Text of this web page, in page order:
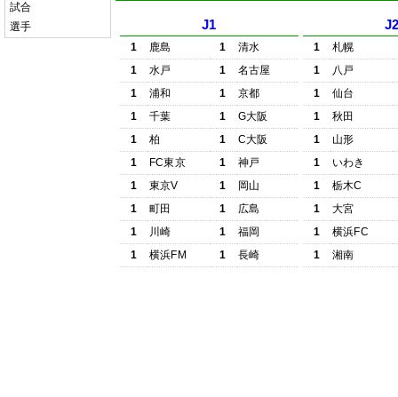
試合
選手
J1
1 鹿島 1
清水
1
水戸 1
名古屋
1
浦和 1
京都
1
千葉 1
G大阪
1
柏 1
C大阪
1
FC東京 1
神戸
1
東京V 1
岡山
1
町田 1
広島
1
川崎 1
福岡
1
横浜FM 1 長崎
1
札幌
1
八戸
1
仙台
1
秋田
1
山形
1
いわき
1
栃木C
1
大宮
1
横浜FC
1
湘南